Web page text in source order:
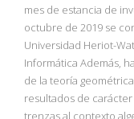
mes de estancia de
octubre de 2019 se
Universidad Heriot-
Informática Además,
de la teoría
resultados de
trenzas al contexto